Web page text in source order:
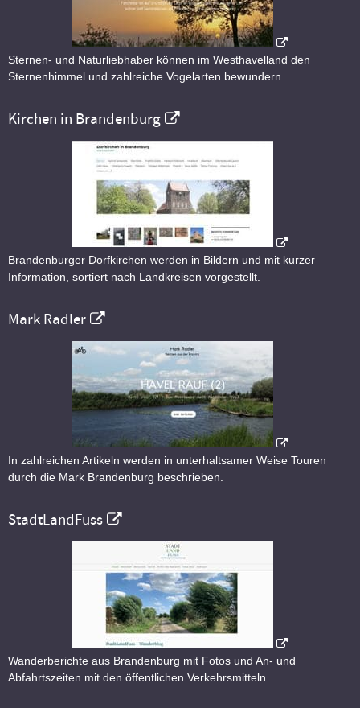
Sternen- und Naturliebhaber können im Westhavelland den
Sternenhimmel und zahlreiche Vogelarten bewundern.
Kirchen in Brandenburg
Brandenburger Dorfkirchen werden in Bildern und mit kurzer
Information, sortiert nach Landkreisen vorgestellt.
Mark Radler
In zahlreichen Artikeln werden in unterhaltsamer Weise Touren
durch die Mark Brandenburg beschrieben.
StadtLandFuss
Wanderberichte aus Brandenburg mit Fotos und An- und
Abfahrtszeiten mit den öffentlichen Verkehrsmitteln